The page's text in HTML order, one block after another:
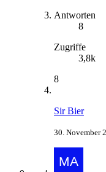
Antworten
8
Zugriffe
3,8k
8
Sir Bier
30. November